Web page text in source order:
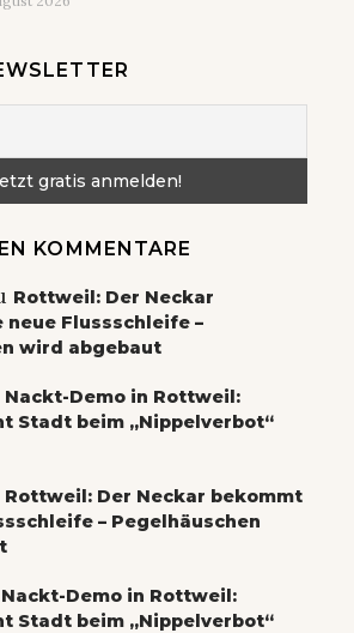
KOMMENTARE
Rottweil: Der Neckar
neue Flussschleife –
wird abgebaut
Nackt-Demo in Rottweil:
Stadt beim „Nippelverbot“
Rottweil: Der Neckar bekommt
– Pegelhäuschen
Nackt-Demo in Rottweil:
Stadt beim „Nippelverbot“